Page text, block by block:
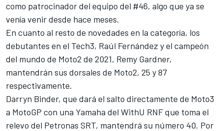
como patrocinador del equipo del #46, algo que ya se
venía venir desde hace meses.
En cuanto al resto de novedades en la categoría, los
debutantes en el Tech3, Raúl Fernández y el campeón
del mundo de Moto2 de 2021, Remy Gardner,
mantendrán sus dorsales de Moto2, 25 y 87
respectivamente.
Darryn Binder, que dará el salto directamente de Moto3
a MotoGP con una Yamaha del WithU RNF que toma el
relevo del Petronas SRT, mantendrá su número 40. Por